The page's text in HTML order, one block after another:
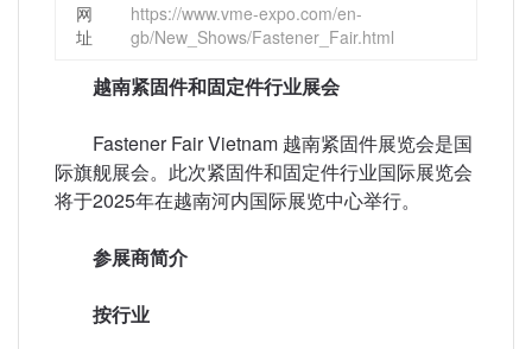
网
址
https://www.vme-expo.com/en-
gb/New_Shows/Fastener_Fair.html
越南紧固件和固定件行业展会
Fastener Fair Vietnam 越南紧固件展览会是国
际旗舰展会。此次紧固件和固定件行业国际展览会
将于2025年在越南河内国际展览中心举行。
参展商简介
按行业